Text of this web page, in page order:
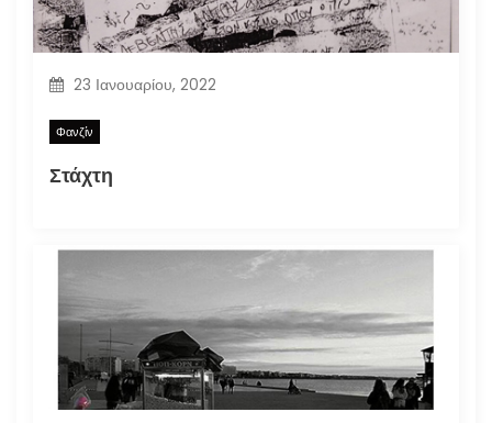
23 Ιανουαρίου, 2022
Φανζίν
Στάχτη